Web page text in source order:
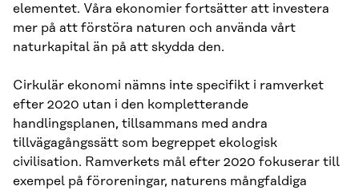
elementet. Våra ekonomier fortsätter att investera
mer på att förstöra naturen och använda vårt
naturkapital än på att skydda den.
Cirkulär ekonomi nämns inte specifikt i ramverket
efter 2020 utan i den kompletterande
handlingsplanen, tillsammans med andra
tillvägagångssätt som begreppet ekologisk
civilisation. Ramverkets mål efter 2020 fokuserar till
exempel på föroreningar, naturens mångfaldiga